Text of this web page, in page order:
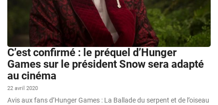
C’est confirmé : le préquel d’Hunger
Games sur le président Snow sera adapté
au cinéma
22 avril 2020
Avis aux fans d’Hunger Games : La Ballade du serpent et de l’oiseau